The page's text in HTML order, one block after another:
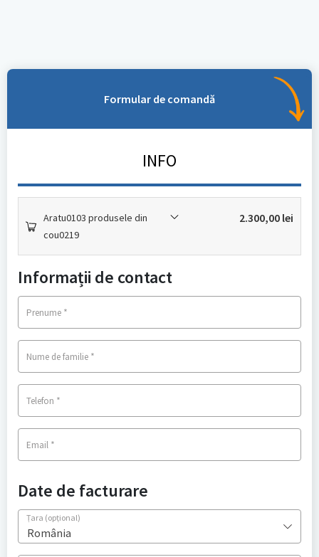
Formular de comandă
INFO
Aratu0103 produsele din
cou0219
2.300,00 lei
Informații de contact
Prenume *
Nume de familie *
Telefon *
Email *
Date de facturare
Țara (opțional)
România